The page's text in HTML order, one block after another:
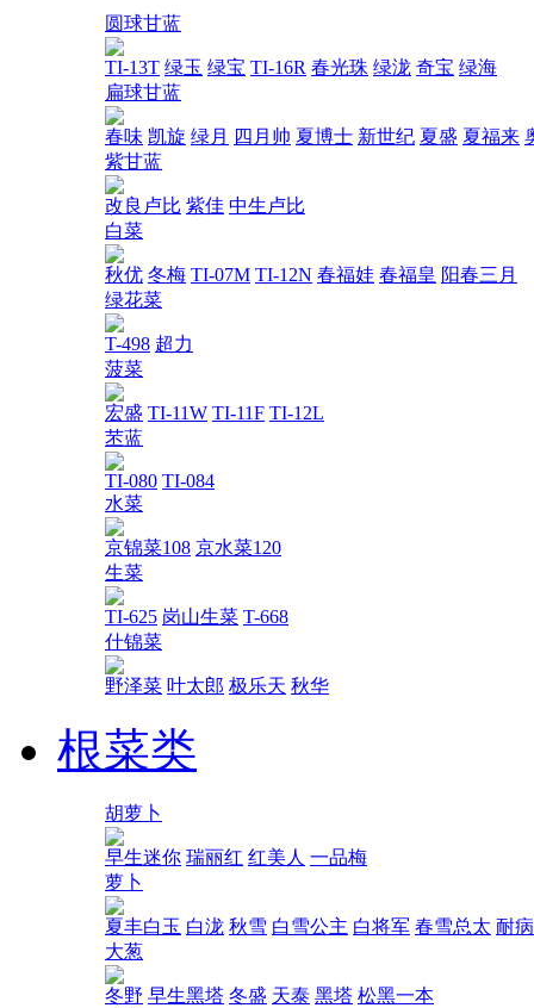
圆球甘蓝
TI-13T 绿玉 绿宝 TI-16R 春光珠 绿泷 奇宝 绿海
扁球甘蓝
春味 凯旋 绿月 四月帅 夏博士 新世纪 夏盛 夏福来
紫甘蓝
改良卢比 紫佳 中生卢比
白菜
秋优 冬梅 TI-07M TI-12N 春福娃 春福皇 阳春三月
绿花菜
T-498 超力
菠菜
宏盛 TI-11W TI-11F TI-12L
苤蓝
TI-080 TI-084
水菜
京锦菜108 京水菜120
生菜
TI-625 岗山生菜 T-668
什锦菜
野泽菜 叶太郎 极乐天 秋华
根菜类
胡萝卜
早生迷你 瑞丽红 红美人 一品梅
萝卜
夏丰白玉 白泷 秋雪 白雪公主 白将军 春雪总太 耐
大葱
冬野 早生黑塔 冬盛 天泰 黑塔 松黑一本